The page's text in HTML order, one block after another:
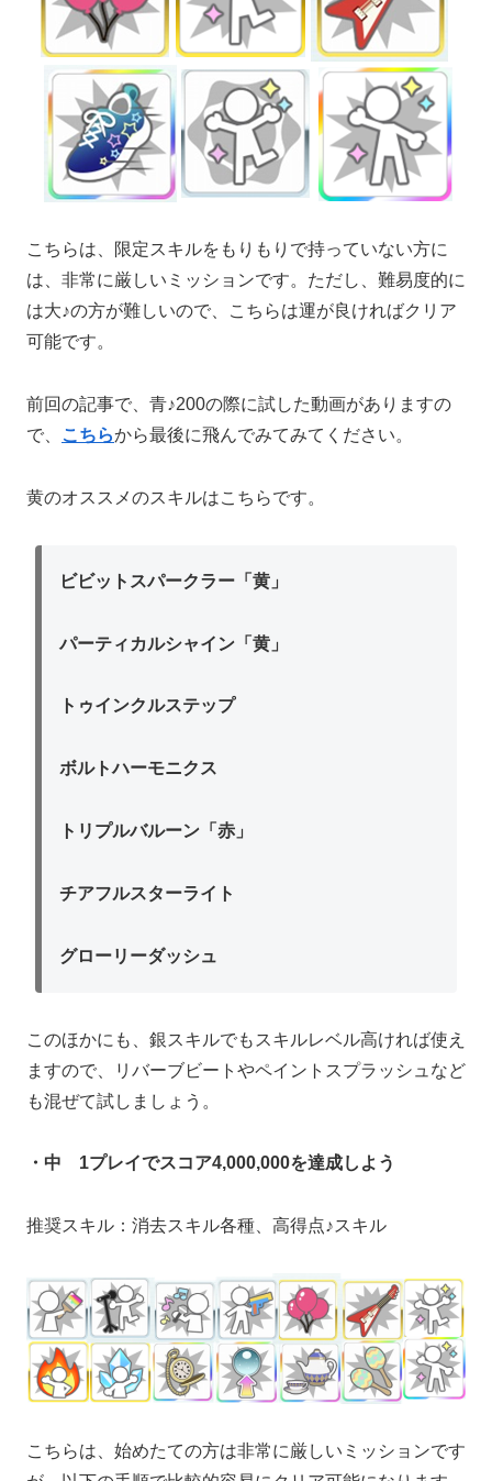
こちらは、限定スキルをもりもりで持っていない方に
は、非常に厳しいミッションです。ただし、難易度的に
は大♪の方が難しいので、こちらは運が良ければクリア
可能です。
前回の記事で、青♪200の際に試した動画がありますの
で、
こちらから最後に飛んでみてみてください。
黄のオススメのスキルはこちらです。
ビビットスパークラー「黄」
パーティカルシャイン「黄」
トゥインクルステップ
ボルトハーモニクス
トリプルバルーン「赤」
チアフルスターライト
グローリーダッシュ
このほかにも、銀スキルでもスキルレベル高ければ使え
ますので、リバーブビートやペイントスプラッシュなど
も混ぜて試しましょう。
・中 1プレイでスコア4,000,000を達成しよう
推奨スキル：消去スキル各種、高得点♪スキル
こちらは、始めたての方は非常に厳しいミッションです